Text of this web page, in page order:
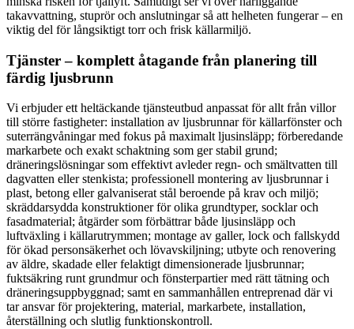
takavvattning, stuprör och anslutningar så att helheten fungerar – en
viktig del för långsiktigt torr och frisk källarmiljö.
Tjänster – komplett åtagande från planering till
färdig ljusbrunn
Vi erbjuder ett heltäckande tjänsteutbud anpassat för allt från villor
till större fastigheter: installation av ljusbrunnar för källarfönster och
suterrängvåningar med fokus på maximalt ljusinsläpp; förberedande
markarbete och exakt schaktning som ger stabil grund;
dräneringslösningar som effektivt avleder regn- och smältvatten till
dagvatten eller stenkista; professionell montering av ljusbrunnar i
plast, betong eller galvaniserat stål beroende på krav och miljö;
skräddarsydda konstruktioner för olika grundtyper, socklar och
fasadmaterial; åtgärder som förbättrar både ljusinsläpp och
luftväxling i källarutrymmen; montage av galler, lock och fallskydd
för ökad personsäkerhet och lövavskiljning; utbyte och renovering
av äldre, skadade eller felaktigt dimensionerade ljusbrunnar;
fuktsäkring runt grundmur och fönsterpartier med rätt tätning och
dräneringsuppbyggnad; samt en sammanhållen entreprenad där vi
tar ansvar för projektering, material, markarbete, installation,
återställning och slutlig funktionskontroll.